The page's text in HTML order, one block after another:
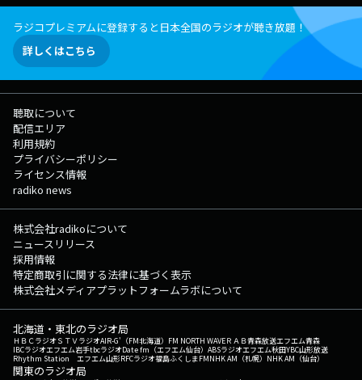
ラジコプレミアムに登録すると日本全国のラジオが聴き放題！
詳しくはこちら
聴取について
配信エリア
利用規約
プライバシーポリシー
ライセンス情報
radiko news
株式会社radikoについて
ニュースリリース
採用情報
特定商取引に関する法律に基づく表示
株式会社メディアプラットフォームラボについて
北海道・東北のラジオ局
ＨＢＣラジオＳＴＶラジオAIR-G'（FM北海道） FM NORTH WAVEＲＡＢ青森放送エフエム青森
IBCラジオエフエム岩手tbcラジオDate fm（エフエム仙台） ABSラジオエフエム秋田YBC山形放送
Rhythm Station エフエム山形RFCラジオ福島ふくしまFMNHK AM（札幌） NHK AM（仙台）
関東のラジオ局